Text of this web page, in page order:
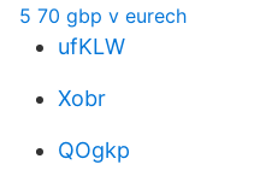
5 70 gbp v eurech
ufKLW
Xobr
QOgkp